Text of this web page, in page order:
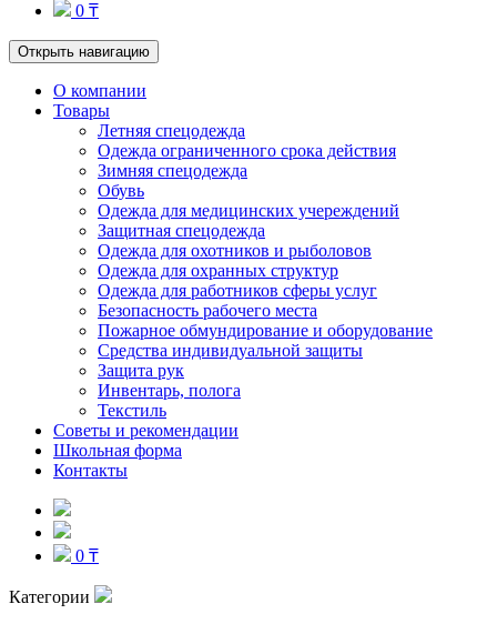
0 ₸
Открыть навигацию
О компании
Товары
Летняя спецодежда
Одежда ограниченного срока действия
Зимняя спецодежда
Обувь
Одежда для медицинских учереждений
Защитная спецодежда
Одежда для охотников и рыболовов
Одежда для охранных структур
Одежда для работников сферы услуг
Безопасность рабочего места
Пожарное обмундирование и оборудование
Средства индивидуальной защиты
Защита рук
Инвентарь, полога
Текстиль
Советы и рекомендации
Школьная форма
Контакты
0 ₸
Категории